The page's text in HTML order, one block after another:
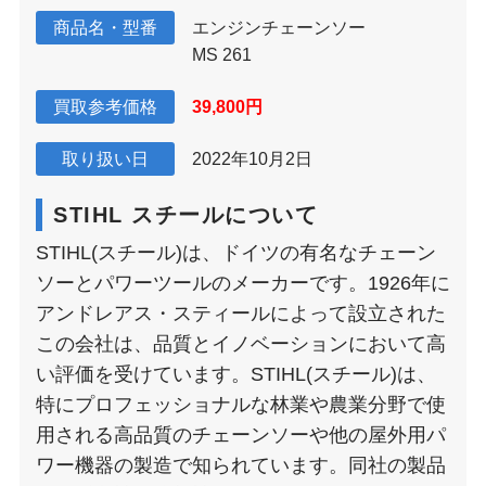
商品名・型番
エンジンチェーンソー
MS 261
買取参考価格 39,800円
取り扱い日 2022年10月2日
STIHL スチールについて
STIHL(スチール)は、ドイツの有名なチェーン
ソーとパワーツールのメーカーです。1926年に
アンドレアス・スティールによって設立された
この会社は、品質とイノベーションにおいて高
い評価を受けています。STIHL(スチール)は、
特にプロフェッショナルな林業や農業分野で使
用される高品質のチェーンソーや他の屋外用パ
ワー機器の製造で知られています。同社の製品